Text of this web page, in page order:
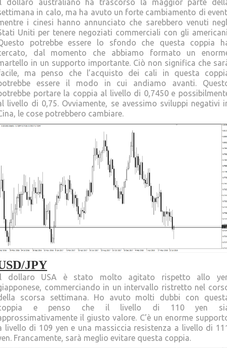
dollaro australiano ha trascorso la maggior parte
in calo, ma ha avuto un forte cambiamento di
i cinesi hanno annunciato che sarebbero venuti
Uniti per tenere negoziati commerciali con gli
potrebbe essere lo sfondo che questa coppia
dal momento che abbiamo formato un
in un supporto importante. Ciò non significa che
ma penso che l’acquisto dei cali in questa
essere il modo in cui andiamo avanti.
portare la coppia al livello di 0,7450 e
livello di 0,75. Ovviamente, se avessimo sviluppi negativi
le cose potrebbero cambiare.
JPY
dollaro USA è stato molto agitato rispetto allo
commerciando in un intervallo ristretto nel
scorsa settimana. Ho avuto molti dubbi con
e penso che il livello di 110 yen
il giusto valore. C’è un enorme
livello di 109 yen e una massiccia resistenza a livello di
Francamente, sarà meglio evitare questa coppia.